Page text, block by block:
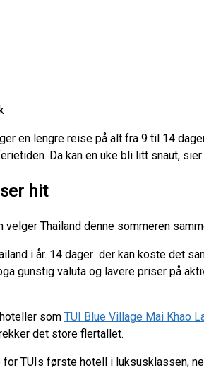
en lengre reise på alt fra 9 til 14
Da kan en uke bli litt snaut,
hit
velger Thailand denne sommeren
i år. 14 dager der kan koste det
gunstig valuta og lavere priser på
som TUI Blue Village Mai Khao
det store flertallet.
TUIs første hotell i luksusklassen,